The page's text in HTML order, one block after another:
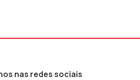
nas redes sociais